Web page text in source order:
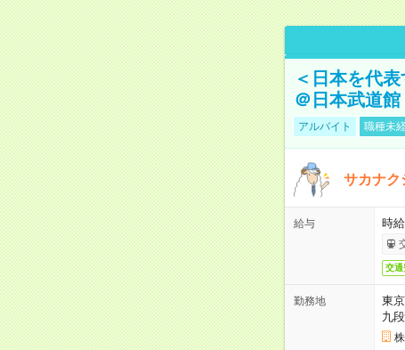
＜日本を代
＠日本武道館
アルバイト 職種未
サカナク
給与 時
交通
勤務地
東
九